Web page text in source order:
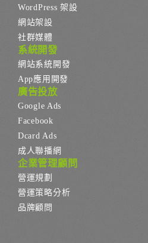
WordPress 架設
網站架設
社群媒體
系統開發
網站系統開發
App應用開發
廣告投放
Google Ads
Facebook
Dcard Ads
成人聯播網
企業管理顧問
營運規劃
營運策略分析
品牌顧問